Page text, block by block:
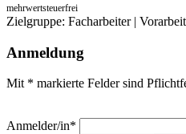
mehrwertsteuerfrei
Zielgruppe: Facharbeiter |
Anmeldung
Mit * markierte Felder sind
Anmelder/in*